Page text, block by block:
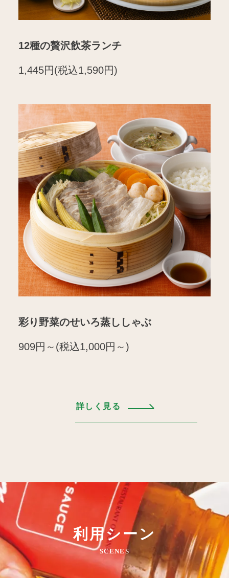
12種の贅沢飲茶ランチ
1,445円(税込1,590円)
彩り野菜のせいろ蒸ししゃぶ
909円～(税込1,000円～)
詳しく見る
利用シーン
SCENES